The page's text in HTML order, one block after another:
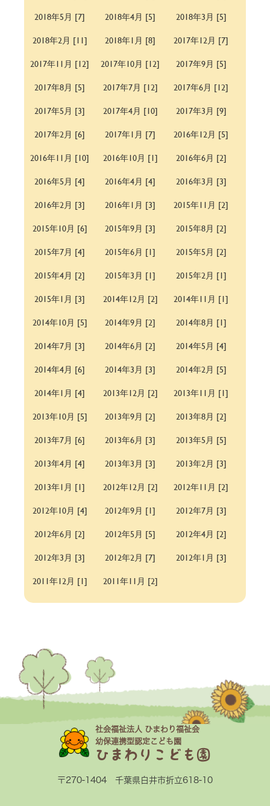
2018年5月 [7]
2018年4月 [5]
2018年3月 [5]
2018年2月 [11]
2018年1月 [8]
2017年12月 [7]
2017年11月 [12]
2017年10月 [12]
2017年9月 [5]
2017年8月 [5]
2017年7月 [12]
2017年6月 [12]
2017年5月 [3]
2017年4月 [10]
2017年3月 [9]
2017年2月 [6]
2017年1月 [7]
2016年12月 [5]
2016年11月 [10]
2016年10月 [1]
2016年6月 [2]
2016年5月 [4]
2016年4月 [4]
2016年3月 [3]
2016年2月 [3]
2016年1月 [3]
2015年11月 [2]
2015年10月 [6]
2015年9月 [3]
2015年8月 [2]
2015年7月 [4]
2015年6月 [1]
2015年5月 [2]
2015年4月 [2]
2015年3月 [1]
2015年2月 [1]
2015年1月 [3]
2014年12月 [2]
2014年11月 [1]
2014年10月 [5]
2014年9月 [2]
2014年8月 [1]
2014年7月 [3]
2014年6月 [2]
2014年5月 [4]
2014年4月 [6]
2014年3月 [3]
2014年2月 [5]
2014年1月 [4]
2013年12月 [2]
2013年11月 [1]
2013年10月 [5]
2013年9月 [2]
2013年8月 [2]
2013年7月 [6]
2013年6月 [3]
2013年5月 [5]
2013年4月 [4]
2013年3月 [3]
2013年2月 [3]
2013年1月 [1]
2012年12月 [2]
2012年11月 [2]
2012年10月 [4]
2012年9月 [1]
2012年7月 [3]
2012年6月 [2]
2012年5月 [5]
2012年4月 [2]
2012年3月 [3]
2012年2月 [7]
2012年1月 [3]
2011年12月 [1]
2011年11月 [2]
社会福祉法人 ひまわり福祉会
幼保連携型認定こども園
ひまわりこども園
〒270-1404 千葉県白井市折立618-10